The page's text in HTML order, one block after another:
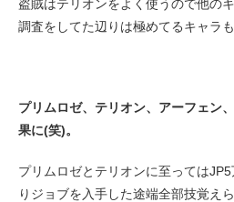
盗賊はテリオンをよく使うので他の
調査をしてた辺りは極めてるキャラも
プリムロゼ、テリオン、アーフェン
果に(笑)。
プリムロゼとテリオンに至っては
りジョブを入手した途端全部技覚え